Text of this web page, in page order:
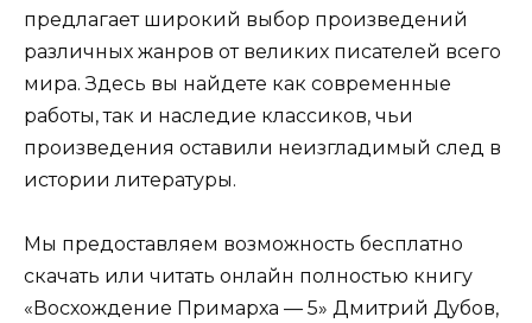
предлагает широкий выбор произведений
различных жанров от великих писателей всего
мира. Здесь вы найдете как современные
работы, так и наследие классиков, чьи
произведения оставили неизгладимый след в
истории литературы.
Мы предоставляем возможность бесплатно
скачать или читать онлайн полностью книгу
«Восхождение Примарха — 5» Дмитрий Дубов,